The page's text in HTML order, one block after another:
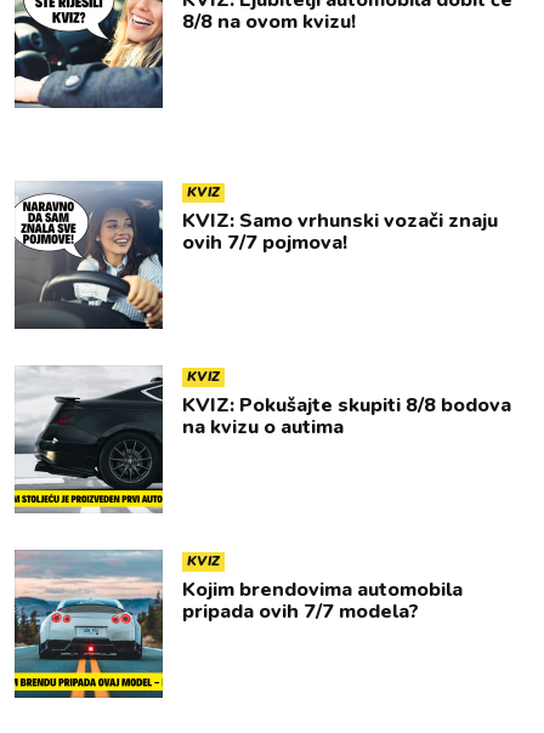
8/8 na ovom kvizu!
KVIZ
KVIZ: Samo vrhunski vozači znaju
ovih 7/7 pojmova!
KVIZ
KVIZ: Pokušajte skupiti 8/8 bodova
na kvizu o autima
KVIZ
Kojim brendovima automobila
pripada ovih 7/7 modela?